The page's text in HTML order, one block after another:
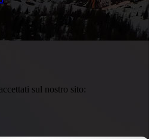
sul nostro sito: